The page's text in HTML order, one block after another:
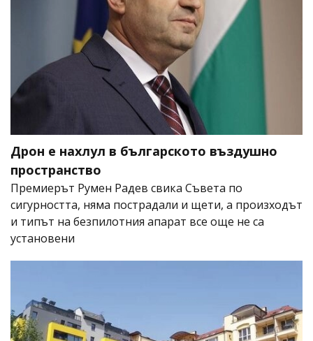
Дрон е нахлул в българското въздушно
пространство
Премиерът Румен Радев свика Съвета по
сигурността, няма пострадали и щети, а произходът
и типът на безпилотния апарат все още не са
установени